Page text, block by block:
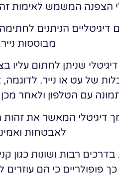
הצפנה המשמש לאימות
דיגיטליים הניתנים
מבוססות
שניתן לחתום
של עט או נייר.
עם הטלפון ולאחר מכן
דיגיטלי המאשר את זהות
לאבטחות
רבות ושונות כגון
פופולריים כי הם עוזרים